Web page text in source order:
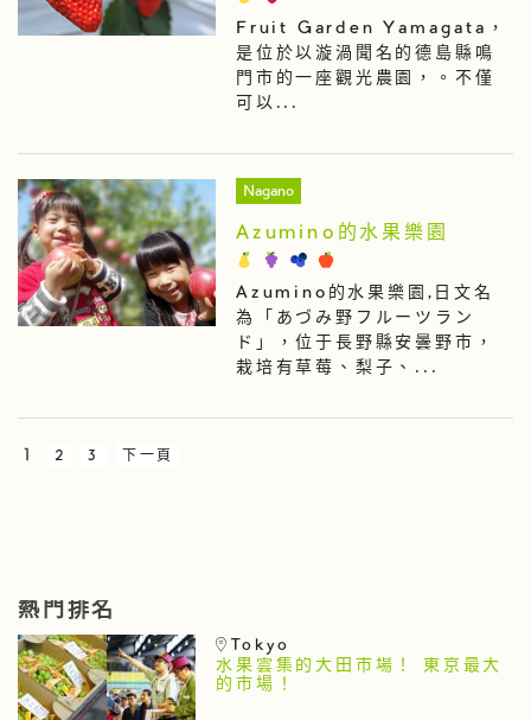
Fruit Garden Yamagata，
是位於以漩渦聞名的德島縣鳴
門市的一座觀光農園，。不僅
可以...
Nagano
Azumino的水果樂園
Azumino的水果樂園,日文名
為「あづみ野フルーツラン
ド」，位于長野縣安曇野市，
栽培有草莓、梨子、...
2 3 下一頁
熱門排名
Tokyo
水果雲集的大田市場！ 東京最大
的市場！